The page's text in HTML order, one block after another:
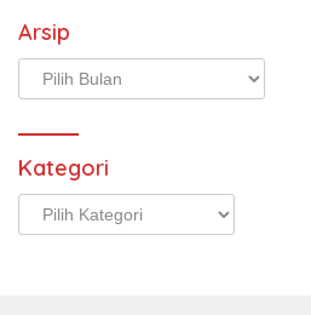
Arsip
Arsip
Kategori
Kategori